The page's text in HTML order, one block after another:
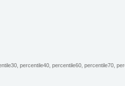
percentile40, percentile60, percentile70,